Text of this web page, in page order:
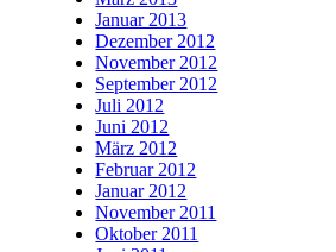
Januar 2013
Dezember 2012
November 2012
September 2012
Juli 2012
Juni 2012
März 2012
Februar 2012
Januar 2012
November 2011
Oktober 2011